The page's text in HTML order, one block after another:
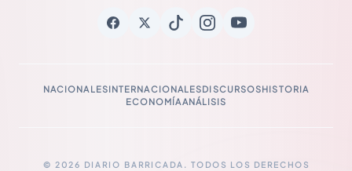
NACIONALESINTERNACIONALESDISCURSOSHISTORIA
ECONOMÍAANÁLISIS
© 2026 DIARIO BARRICADA. TODOS LOS DERECHOS